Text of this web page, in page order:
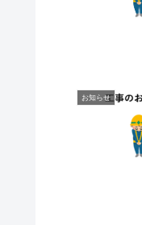
お知らせ